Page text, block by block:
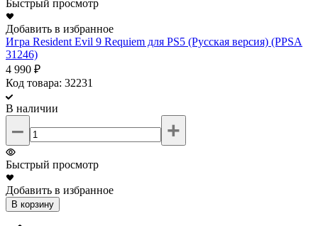
Быстрый просмотр
Добавить в избранное
Игра Resident Evil 9 Requiem для PS5 (Русская версия) (PPSA
31246)
4 990 ₽
Код товара: 32231
В наличии
– +
Быстрый просмотр
Добавить в избранное
В корзину